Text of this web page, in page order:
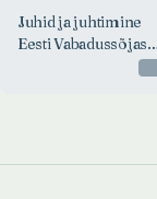
Juhid ja juhtimine
Eesti Vabadussõjas